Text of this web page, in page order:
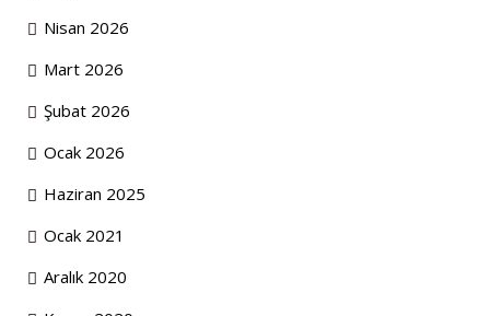
Nisan 2026
Mart 2026
Şubat 2026
Ocak 2026
Haziran 2025
Ocak 2021
Aralık 2020